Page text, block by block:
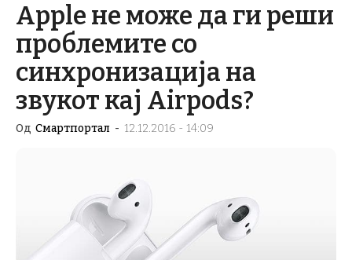
Apple не може да ги реши
проблемите со
синхронизација на
звукот кај Airpods?
Од Смартпортал - 12.12.2016 - 14:09